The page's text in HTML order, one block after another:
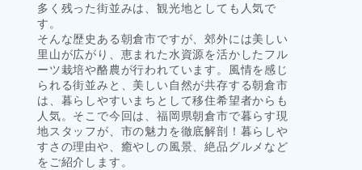
多く残った街並みは、観光地としても人気で
す。
そんな歴史ある朝倉市ですが、郊外には美しい
里山が広がり、恵まれた水資源を活かしたフル
ーツ栽培や酪農が行われています。風情を感じ
られる街並みと、美しい自然が共存する朝倉市
は、暮らしやすいまちとして移住希望者からも
人気。そこで今回は、福岡県朝倉市で暮らす現
地スタッフが、市の魅力を徹底解剖！暮らしや
すさの理由や、癒やしの風景、絶品グルメなど
をご紹介します。